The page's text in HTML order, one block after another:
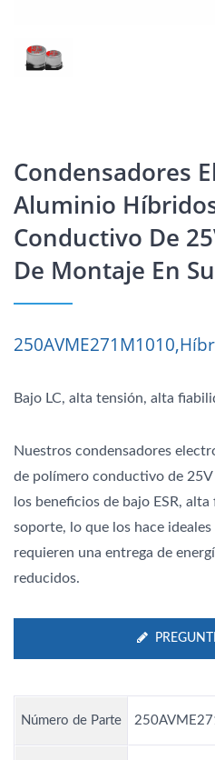
Condensadores
Aluminio
Conductivo De
De Montaje En
Bajo LC, alta tensión, alta
Nuestros condensadores
de polímero conductivo de
los beneficios de bajo ESR,
soporte, lo que los hace
requieren una entrega de
reducidos.
Número de Parte